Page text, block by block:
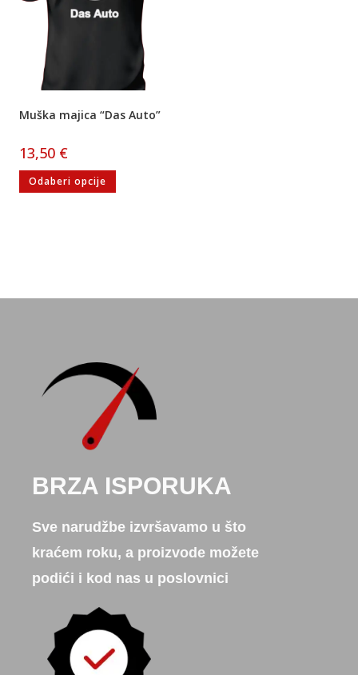
Muška majica “Das Auto”
13,50 €
Odaberi opcije
BRZA ISPORUKA
Sve narudžbe izvršavamo u što
kraćem roku, a proizvode možete
podići i kod nas u poslovnici